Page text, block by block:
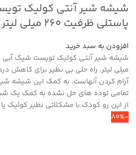
شیشه شیر آنتی کولیک
پاستلی ظرفیت ۲۶۰ میلی لیتر
افزودن به سبد خرید
میلی لیتر، راه حلی بی نظیر برای کاهش
آرام کردن آنهاست. به کمک این شیشه
تمامی توده های حل نشده به کمک یک
از این رو کودک با مشکلاتی نظیر کولیک
-80%